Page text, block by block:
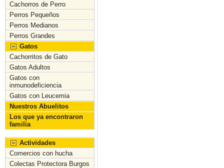
Cachorros de Perro
Perros Pequeños
Perros Medianos
Perros Grandes
Gatos
Cachorritos de Gato
Gatos Adultos
Gatos con
inmunodeficiencia
Gatos con Leucemia
Nuestros Abuelitos
Los que ya encontraron
familia
Actividades
Comercios con hucha
Colectas Protectora Burgos